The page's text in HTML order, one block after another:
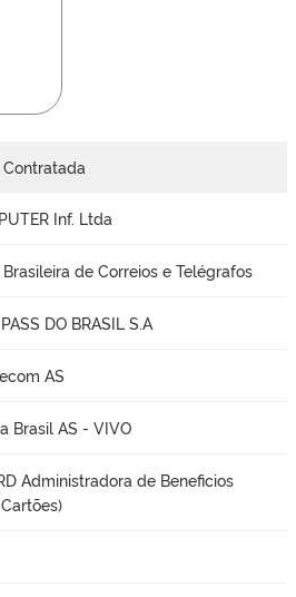
Inf. Ltda
de Correios e Telégrafos
DO BRASIL S.A
AS
Brasil AS - VIVO
Administradora de Beneficios